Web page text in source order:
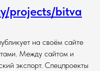
projects/bitva
на своём сайте
Между сайтом и
экспорт. Спецпроекты